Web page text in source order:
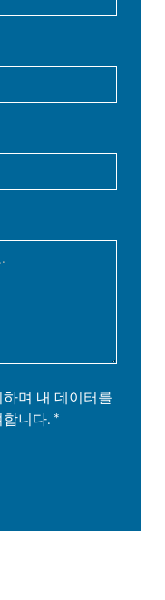
하며 내 데이터를
니다.
IT
CN